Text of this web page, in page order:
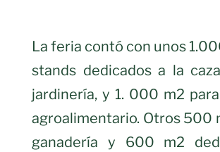
La feria contó con unos
stands dedicados a la
jardinería, y 1. 000 m2
agroalimentario. Otros 500
ganadería y 600 m2